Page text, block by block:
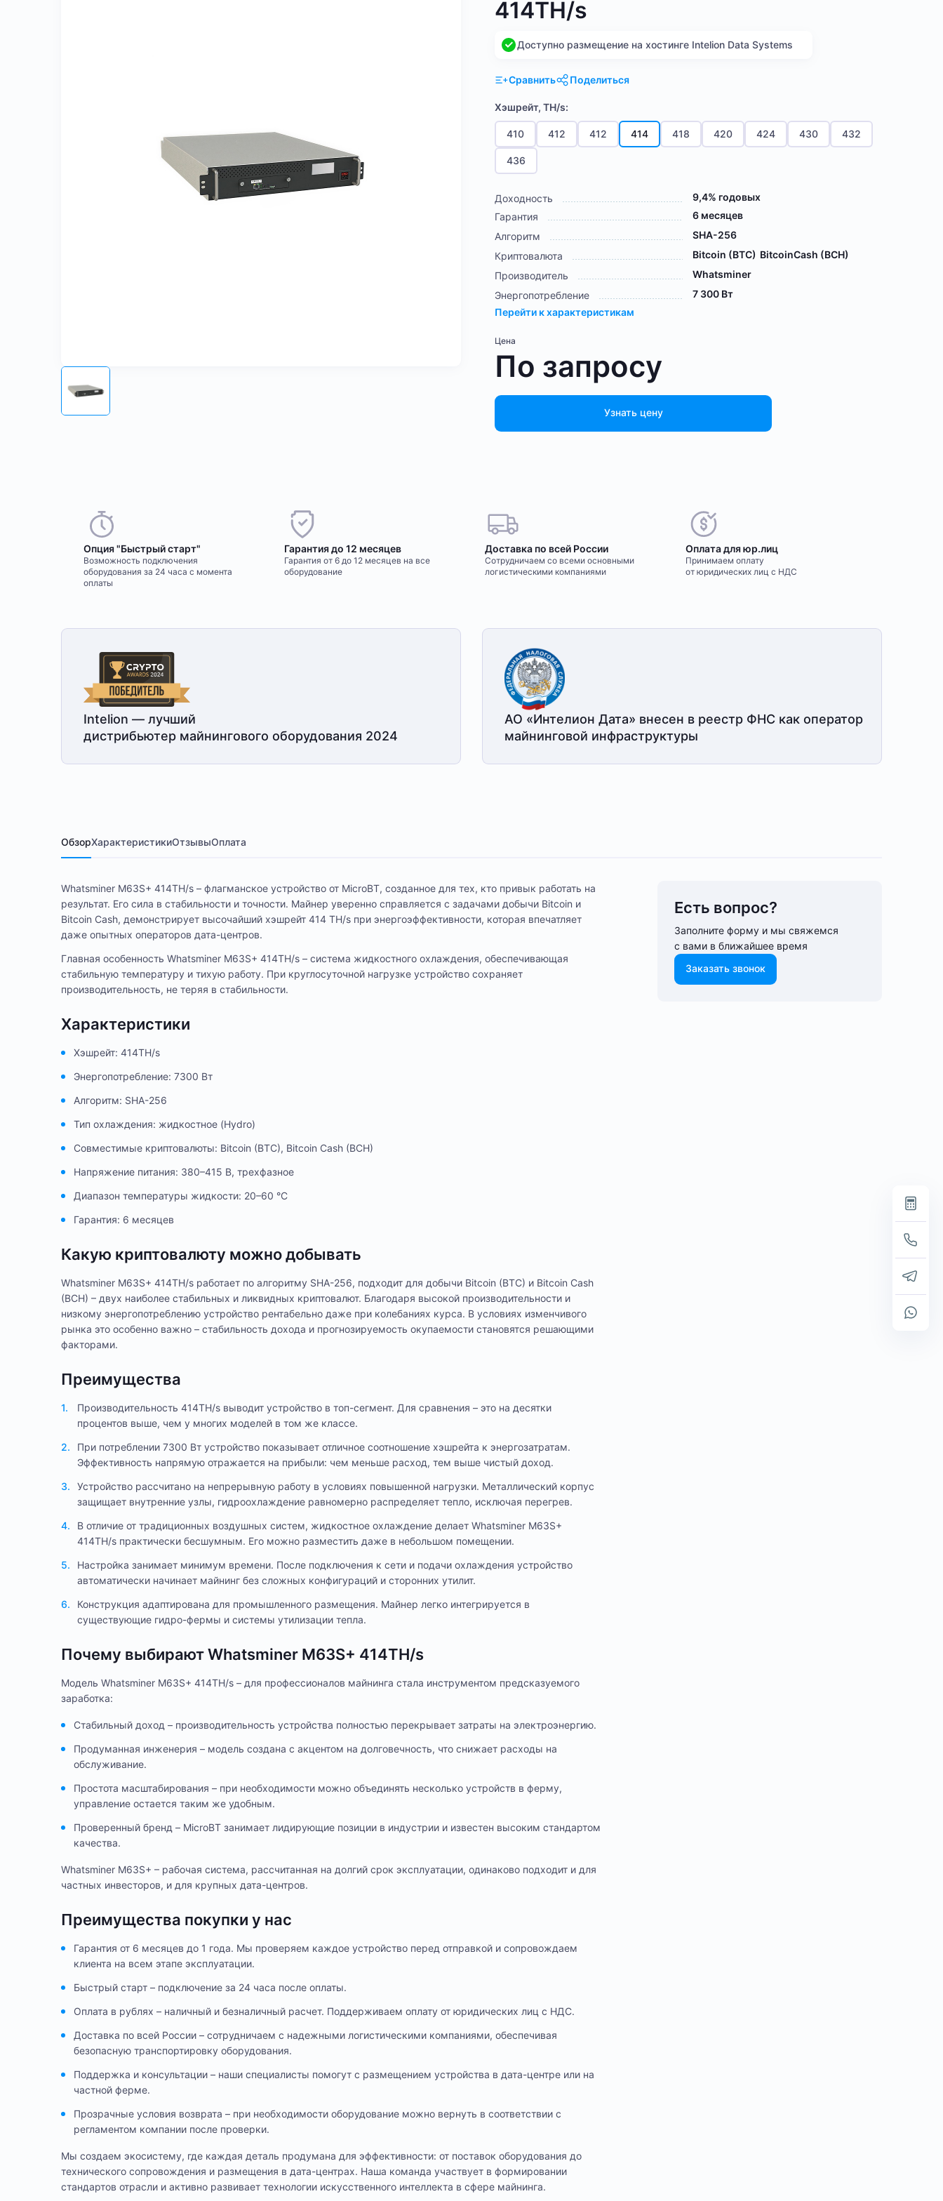
414TH/s
Доступно размещение на хостинге Intelion Data Systems
Сравнить Поделиться
Хэшрейт, TH/s:
410 412 412 414 418 420 424 430 432
436
Доходность
9,4% годовых
Гарантия
6 месяцев
Алгоритм
SHA-256
Криптовалюта
Bitcoin (BTC) BitcoinCash (BCH)
Производитель
Whatsminer
Энергопотребление
7 300 Вт
Перейти к характеристикам
Цена
По запросу
Узнать цену
Опция "Быстрый старт"
Возможность подключения
оборудования за 24 часа с момента
оплаты
Гарантия до 12 месяцев
Гарантия от 6 до 12 месяцев на все
оборудование
Доставка по всей России
Сотрудничаем со всеми основными
логистическими компаниями
Оплата для юр.лиц
Принимаем оплату
от юридических лиц с НДС
Intelion — лучший
дистрибьютер майнингового оборудования 2024
АО «Интелион Дата» внесен в реестр ФНС как оператор
майнинговой инфраструктуры
ОбзорХарактеристикиОтзывыОплата
Whatsminer M63S+ 414TH/s – флагманское устройство от MicroBT, созданное для тех, кто привык работать на
результат. Его сила в стабильности и точности. Майнер уверенно справляется с задачами добычи Bitcoin и
Bitcoin Cash, демонстрирует высочайший хэшрейт 414 TH/s при энергоэффективности, которая впечатляет
даже опытных операторов дата-центров.
Главная особенность Whatsminer M63S+ 414TH/s – система жидкостного охлаждения, обеспечивающая
стабильную температуру и тихую работу. При круглосуточной нагрузке устройство сохраняет
производительность, не теряя в стабильности.
Характеристики
Хэшрейт: 414TH/s
Энергопотребление: 7300 Вт
Алгоритм: SHA-256
Тип охлаждения: жидкостное (Hydro)
Совместимые криптовалюты: Bitcoin (BTC), Bitcoin Cash (BCH)
Напряжение питания: 380–415 В, трехфазное
Диапазон температуры жидкости: 20–60 °C
Гарантия: 6 месяцев
Какую криптовалюту можно добывать
Whatsminer M63S+ 414TH/s работает по алгоритму SHA-256, подходит для добычи Bitcoin (BTC) и Bitcoin Cash
(BCH) – двух наиболее стабильных и ликвидных криптовалют. Благодаря высокой производительности и
низкому энергопотреблению устройство рентабельно даже при колебаниях курса. В условиях изменчивого
рынка это особенно важно – стабильность дохода и прогнозируемость окупаемости становятся решающими
факторами.
Преимущества
Производительность 414TH/s выводит устройство в топ-сегмент. Для сравнения – это на десятки
процентов выше, чем у многих моделей в том же классе.
При потреблении 7300 Вт устройство показывает отличное соотношение хэшрейта к энергозатратам.
Эффективность напрямую отражается на прибыли: чем меньше расход, тем выше чистый доход.
Устройство рассчитано на непрерывную работу в условиях повышенной нагрузки. Металлический корпус
защищает внутренние узлы, гидроохлаждение равномерно распределяет тепло, исключая перегрев.
В отличие от традиционных воздушных систем, жидкостное охлаждение делает Whatsminer M63S+
414TH/s практически бесшумным. Его можно разместить даже в небольшом помещении.
Настройка занимает минимум времени. После подключения к сети и подачи охлаждения устройство
автоматически начинает майнинг без сложных конфигураций и сторонних утилит.
Конструкция адаптирована для промышленного размещения. Майнер легко интегрируется в
существующие гидро-фермы и системы утилизации тепла.
Почему выбирают Whatsminer M63S+ 414TH/s
Модель Whatsminer M63S+ 414TH/s – для профессионалов майнинга стала инструментом предсказуемого
заработка:
Стабильный доход – производительность устройства полностью перекрывает затраты на электроэнергию.
Продуманная инженерия – модель создана с акцентом на долговечность, что снижает расходы на
обслуживание.
Простота масштабирования – при необходимости можно объединять несколько устройств в ферму,
управление остается таким же удобным.
Проверенный бренд – MicroBT занимает лидирующие позиции в индустрии и известен высоким стандартом
качества.
Whatsminer M63S+ – рабочая система, рассчитанная на долгий срок эксплуатации, одинаково подходит и для
частных инвесторов, и для крупных дата-центров.
Преимущества покупки у нас
Гарантия от 6 месяцев до 1 года. Мы проверяем каждое устройство перед отправкой и сопровождаем
клиента на всем этапе эксплуатации.
Быстрый старт – подключение за 24 часа после оплаты.
Оплата в рублях – наличный и безналичный расчет. Поддерживаем оплату от юридических лиц с НДС.
Доставка по всей России – сотрудничаем с надежными логистическими компаниями, обеспечивая
безопасную транспортировку оборудования.
Поддержка и консультации – наши специалисты помогут с размещением устройства в дата-центре или на
частной ферме.
Прозрачные условия возврата – при необходимости оборудование можно вернуть в соответствии с
регламентом компании после проверки.
Мы создаем экосистему, где каждая деталь продумана для эффективности: от поставок оборудования до
технического сопровождения и размещения в дата-центрах. Наша команда участвует в формировании
стандартов отрасли и активно развивает технологии искусственного интеллекта в сфере майнинга.
Есть вопрос?
Заполните форму и мы свяжемся
с вами в ближайшее время
Заказать звонок